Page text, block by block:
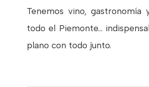
Tenemos vino, gastronomía
todo el Piemonte...
plano con todo junto.